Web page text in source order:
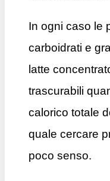
In ogni caso le
carboidrati e
latte
trascurabili
calorico totale
quale cercare
poco senso.